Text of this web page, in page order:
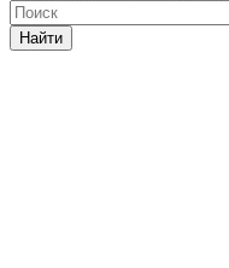
Найти